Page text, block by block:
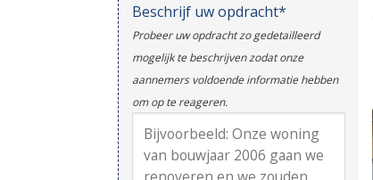
Beschrijf uw opdracht*
Probeer uw opdracht zo gedetailleerd
mogelijk te beschrijven zodat onze
aannemers voldoende informatie hebben
om op te reageren.